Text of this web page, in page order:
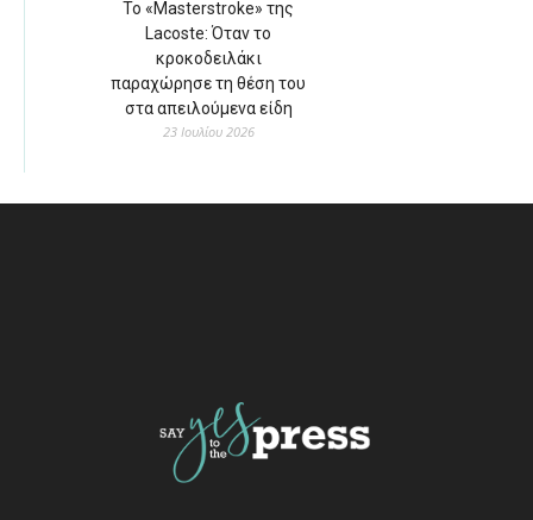
Το «Masterstroke» της
Lacoste: Όταν το
κροκοδειλάκι
παραχώρησε τη θέση του
στα απειλούμενα είδη
23 Ιουλίου 2026